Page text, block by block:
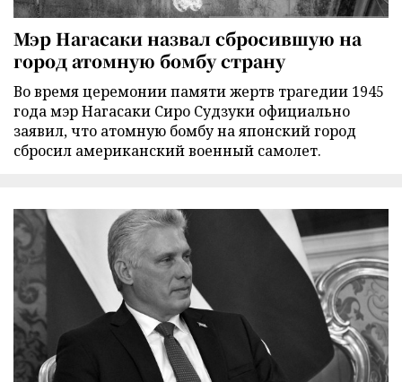
Мэр Нагасаки назвал сбросившую на
город атомную бомбу страну
Во время церемонии памяти жертв трагедии 1945
года мэр Нагасаки Сиро Судзуки официально
заявил, что атомную бомбу на японский город
сбросил американский военный самолет.